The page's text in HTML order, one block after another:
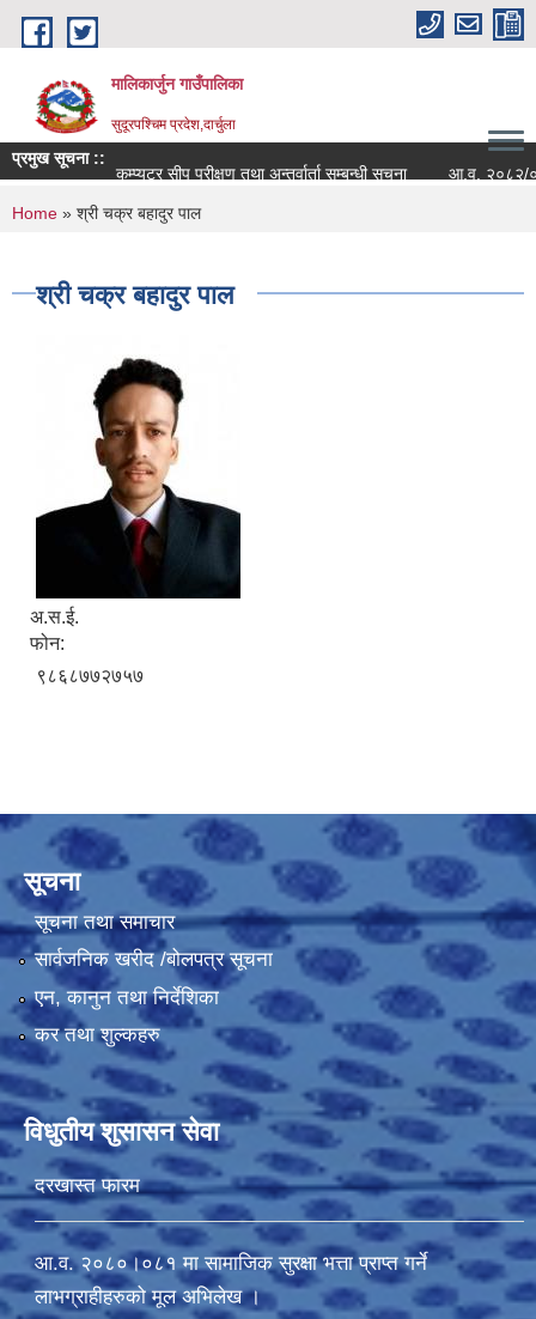
Skip to main content
मालिकार्जुन गाउँपालिका
सुदूरपश्चिम प्रदेश,दार्चुला
प्रमुख सूचना ::
कम्प्युटर सीप परीक्षण तथा अन्तर्वार्ता सम्बन्धी सूचना
आ.व. २०८२/०८३
You are here
Home » श्री चक्र बहादुर पाल
श्री चक्र बहादुर पाल
अ.स.ई.
फोन:
९८६८७७२७५७
सूचना
सूचना तथा समाचार
सार्वजनिक खरीद /बोलपत्र सूचना
एन, कानुन तथा निर्देशिका
कर तथा शुल्कहरु
विधुतीय शुसासन सेवा
दरखास्त फारम
आ.व. २०८०।०८१ मा सामाजिक सुरक्षा भत्ता प्राप्त गर्ने
लाभग्राहीहरुको मूल अभिलेख ।